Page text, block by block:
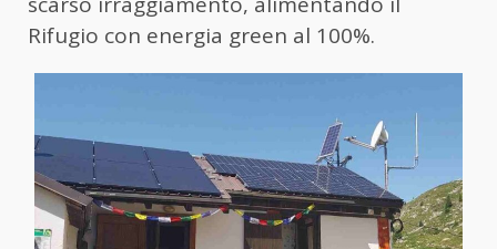
Rifugio con energia green al 100%.